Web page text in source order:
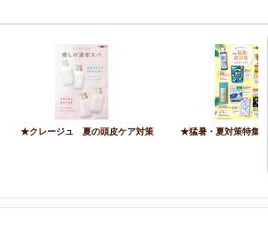
★クレージュ 夏の頭皮ケア対策 ★猛暑・夏対策特集